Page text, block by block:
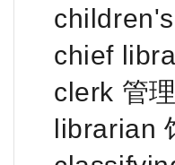
chief
clerk 管
librarian